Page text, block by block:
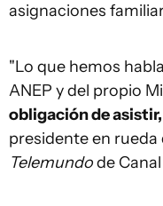
asignaciones
"Lo que hemos
ANEP y del propio
obligación de
presidente en
Telemundode Canal